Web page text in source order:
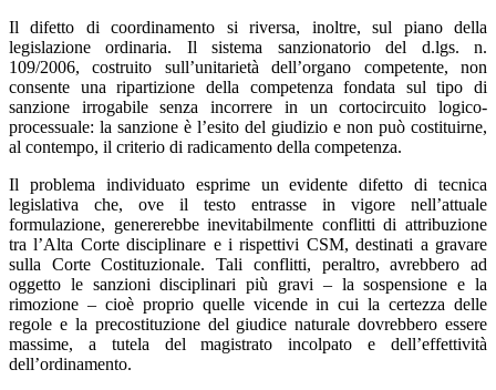
Il difetto di coordinamento si riversa, inoltre, sul piano della
legislazione ordinaria. Il sistema sanzionatorio del d.lgs. n.
109/2006, costruito sull’unitarietà dell’organo competente, non
consente una ripartizione della competenza fondata sul tipo di
sanzione irrogabile senza incorrere in un cortocircuito logico-
processuale: la sanzione è l’esito del giudizio e non può costituirne,
al contempo, il criterio di radicamento della competenza.
Il problema individuato esprime un evidente difetto di tecnica
legislativa che, ove il testo entrasse in vigore nell’attuale
formulazione, genererebbe inevitabilmente conflitti di attribuzione
tra l’Alta Corte disciplinare e i rispettivi CSM, destinati a gravare
sulla Corte Costituzionale. Tali conflitti, peraltro, avrebbero ad
oggetto le sanzioni disciplinari più gravi – la sospensione e la
rimozione – cioè proprio quelle vicende in cui la certezza delle
regole e la precostituzione del giudice naturale dovrebbero essere
massime, a tutela del magistrato incolpato e dell’effettività
dell’ordinamento.